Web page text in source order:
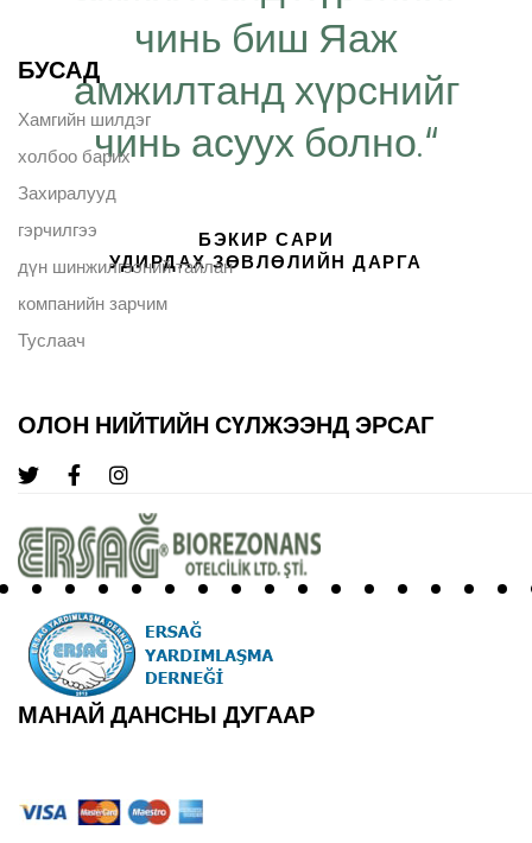
чинь биш Яаж
амжилтанд хүрснийг
чинь асуух болно.“
БЭКИР САРИ
УДИРДАХ ЗӨВЛӨЛИЙН ДАРГА
БУСАД
Хамгийн шилдэг
холбоо барих
Захиралууд
гэрчилгээ
дүн шинжилгээний тайлан
компанийн зарчим
Туслаач
ОЛОН НИЙТИЙН СҮЛЖЭЭНД ЭРСАГ
МАНАЙ ДАНСНЫ ДУГААР